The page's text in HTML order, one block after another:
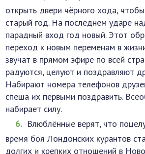
открыть двери чёрного хода,
старый год. На последнем ударе
парадный вход год новый. Этот
переход к новым переменам в
звучат в прямом эфире по всей
радуются, целуют и поздравляют
Набирают номера телефонов
спеша их первыми поздравить.
набирает силу.
Влюблённые верят, что
время боя Лондонских курантов
долгих и крепких отношений в